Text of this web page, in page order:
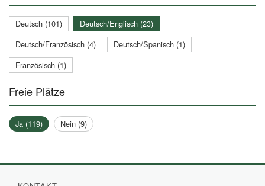
Deutsch (101)
Deutsch/Englisch (23)
Deutsch/Französisch (4)
Deutsch/Spanisch (1)
Französisch (1)
Freie Plätze
Ja (119) Nein (9)